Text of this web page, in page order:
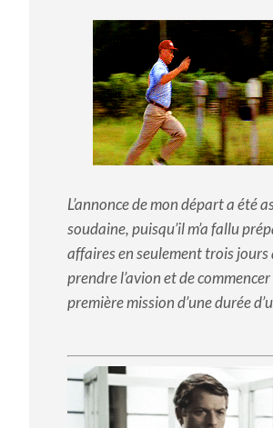
L’annonce de mon départ a été
soudaine, puisqu’il m’a fallu
affaires en seulement trois jours
prendre l’avion et de
première mission d’une durée